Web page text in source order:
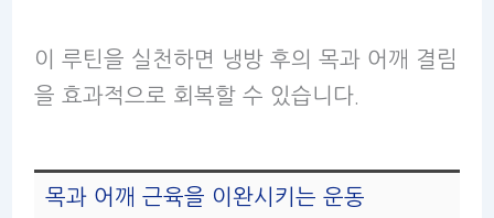
이 루틴을 실천하면 냉방 후의 목과 어깨 결림
을 효과적으로 회복할 수 있습니다.
목과 어깨 근육을 이완시키는 운동